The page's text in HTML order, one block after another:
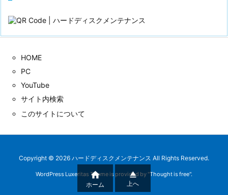
HOME
PC
YouTube
サイト内検索
このサイトについて
Copyright © 2026 ハードディスクメンテナンス All Rights Reserved.
WordPress Luxeritas Theme is provided by "Thought is free".

ホーム

上へ